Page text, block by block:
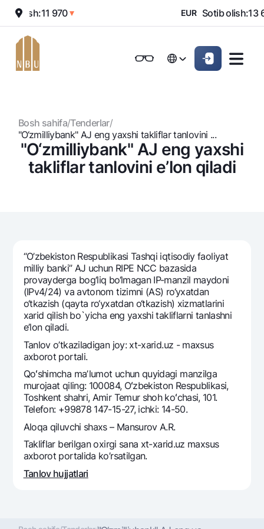
Shaxsiy kabinet
Jismoniy shaxslarga
Kreditlar
Ipoteka
National Green
Talab qilib olinguncha
Yevro
Hamma uchun USD uchun
Talab qilib olinguncha USD
Oltin omonat
NBU’dan oltin quymalar
Kumush omonat
Sayohatchiga
UzCard/HUMO
Visa
Visa FIFA
Mastercard
Ish haqi
Garmin pay
Valyutalar kursi
Eskrou hisobvarag‘i
Tariflar
Aksiyalar
Milliy mobil ilovasi
Ko'p beriladigan savollar
Sayt bo‘yicha qidiring
Sotish:11 970▼ EUR Sotib olish:13
Ovozni yoqish Shaxsiy kabinet
Bosh sahifa/Tenderlar/
"O‘zmilliybank" AJ eng yaxshi takliflar tanlovini ...
"O‘zmilliybank" AJ eng yaxshi
takliflar tanlovini e’lon qiladi
“O’zbekiston Respublikasi Tashqi iqtisodiy faoliyat
milliy banki” AJ uchun RIPE NCC bazasida
provayderga bog‘liq bo‘lmagan IP-manzil maydoni
(IPv4/24) va avtonom tizimni (AS) ro‘yxatdan
o‘tkazish (qayta ro‘yxatdan o‘tkazish) xizmatlarini
xarid qilish bo`yicha eng yaxshi takliflarni tanlashni
e’lon qiladi.
Tanlov o’tkaziladigan joy: xt-xarid.uz - maxsus
axborot portali.
Qoʻshimcha maʼlumot uchun quyidagi manzilga
murojaat qiling: 100084, Oʻzbekiston Respublikasi,
Toshkent shahri, Amir Temur shoh koʻchasi, 101.
Telefon: +99878 147-15-27, ichki: 14-50.
Aloqa qiluvchi shaxs – Mansurov A.R.
Takliflar berilgan oxirgi sana xt-xarid.uz maxsus
axborot portalida ko’rsatilgan.
Tanlov hujjatlari